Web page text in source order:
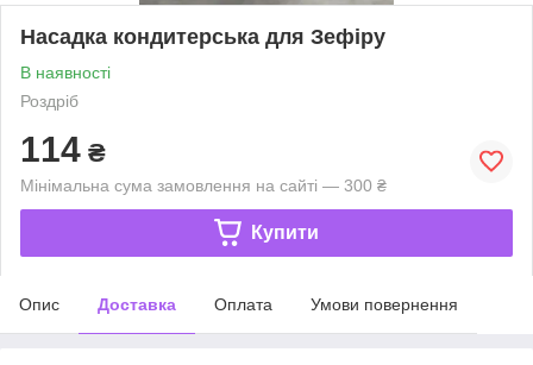
Насадка кондитерська для Зефіру
В наявності
Роздріб
114 ₴
Мінімальна сума замовлення на сайті — 300 ₴
Купити
Опис Доставка Оплата Умови повернення